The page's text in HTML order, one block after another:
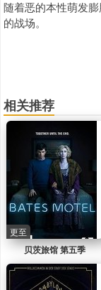
随着恶的本性萌发
的战场。
相关推荐
贝茨旅馆 第五季
更至